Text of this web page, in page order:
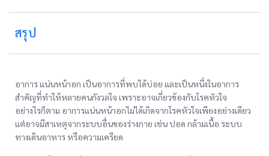
อาการ แน่นหน้าอก เป็นอาการที่พบได้บ่อย และเป็นหนึ่งในอาการ
สำคัญที่ทำให้หลายคนกังวลใจ เพราะอาจเกี่ยวข้องกับโรคหัวใจ
อย่างไรก็ตาม อาการแน่นหน้าอกไม่ได้เกิดจากโรคหัวใจเพียงอย่างเดียว
แต่อาจมีสาเหตุจากระบบอื่นของร่างกาย เช่น ปอด กล้ามเนื้อ ระบบ
ทางเดินอาหาร หรือความเครียด
สรุป